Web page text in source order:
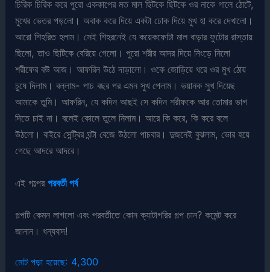
চিরিক চিরিক করে পুরো এককাপের মত মাল ছিটকে ছিটকে ওর নাকে গালে ঠোটে,
মুখের ভেতর পড়লো। অবাক করে দিয়ে একটা ঢোক দিয়ে মুখ হা করে দেখালো।
আরো শিহরিত হলাম। সেই শিহরনেই যে কয়েকফোটা মাল বাড়ার ফুটোর রাস্তায়
ছিলো, তাও ছিটিকে বেরিয়ে গেলো। পুরো শরীর আদর দিয়ে নিংড়ে নিলো
শরীফের বউ আজ। আফরিন উঠে দাড়ালো। ওকে জোড়িয়ে ধরে ওর মুখ ঠোয়
চুষে দিলাম। বল্লাম- পাচ বছর পর এমন সুখ পেলাম। ভয়ানক সুখ দিয়েছ
আমাকে তুমি। আফরিন, যে কদিন আছই সে কদিন শরীফকে আর তোমার ভাগ
দিতে চাই না। বলেই কোলে তুলে নিলাম। আরে কি করে, কি করে বলে
উঠলো। বাইরে সেন্ট্রির ঘন্টা বেজে উঠলো পাচবার। দুজনেই বুঝলাম, ভোর হয়ে
গেছে আদরে আদরে।
এই গল্পেরপরবর্তী পর্ব
গল্পটি কেমন লাগলো এবং পরবর্তীতে কোন ক্যাটাগরির গল্প চান? কমেন্ট করে
জানান। ধন্যবাদ!
মোট পড়া হয়েছে: 4,300